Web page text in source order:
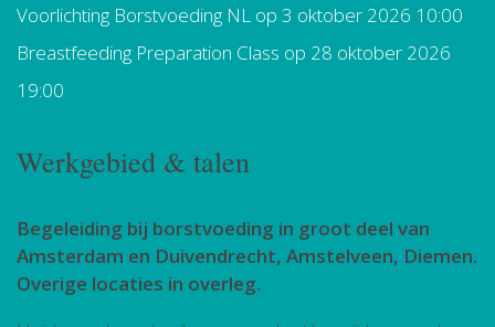
Voorlichting Borstvoeding NL op 3 oktober 2026 10:00
Breastfeeding Preparation Class op 28 oktober 2026
19:00
Werkgebied & talen
Begeleiding bij borstvoeding in groot deel van
Amsterdam en Duivendrecht, Amstelveen, Diemen.
Overige locaties in overleg.